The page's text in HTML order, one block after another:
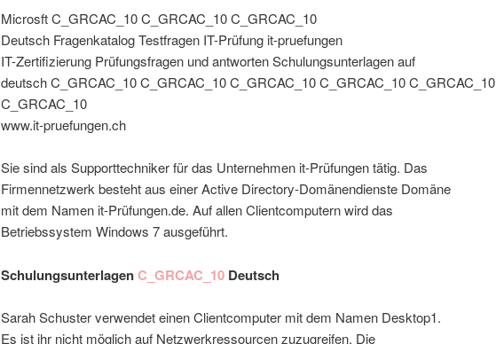
Microsft C_GRCAC_10 C_GRCAC_10 C_GRCAC_10
Deutsch Fragenkatalog Testfragen IT-Prüfung it-pruefungen
IT-Zertifizierung Prüfungsfragen und antworten Schulungsunterlagen auf
deutsch C_GRCAC_10 C_GRCAC_10 C_GRCAC_10 C_GRCAC_10 C_GRCAC_10
C_GRCAC_10
www.it-pruefungen.ch
Sie sind als Supporttechniker für das Unternehmen it-Prüfungen tätig. Das
Firmennetzwerk besteht aus einer Active Directory-Domänendienste Domäne
mit dem Namen it-Prüfungen.de. Auf allen Clientcomputern wird das
Betriebssystem Windows 7 ausgeführt.
SchulungsunterlagenC_GRCAC_10 Deutsch
Sarah Schuster verwendet einen Clientcomputer mit dem Namen Desktop1.
Es ist ihr nicht möglich auf Netzwerkressourcen zuzugreifen. Die